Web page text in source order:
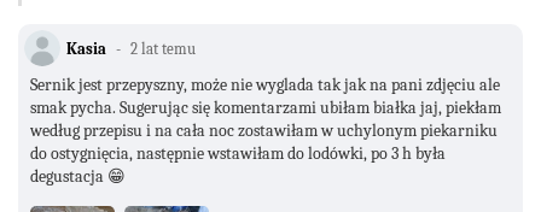
Kasia 2 lat temu
Sernik jest przepyszny, może nie wyglada tak jak na pani zdjęciu ale
smak pycha. Sugerując się komentarzami ubiłam białka jaj, piekłam
według przepisu i na cała noc zostawiłam w uchylonym piekarniku
do ostygnięcia, następnie wstawiłam do lodówki, po 3 h była
degustacja 😁